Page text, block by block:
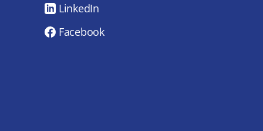
LinkedIn
Facebook